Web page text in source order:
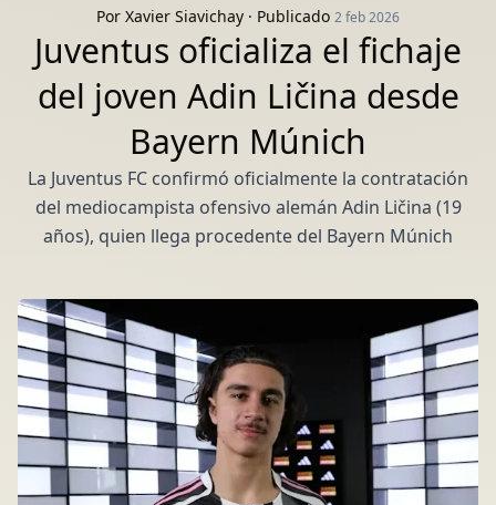
Por Xavier Siavichay · Publicado 2 feb 2026
Juventus oficializa el fichaje
del joven Adin Ličina desde
Bayern Múnich
La Juventus FC confirmó oficialmente la contratación
del mediocampista ofensivo alemán Adin Ličina (19
años), quien llega procedente del Bayern Múnich